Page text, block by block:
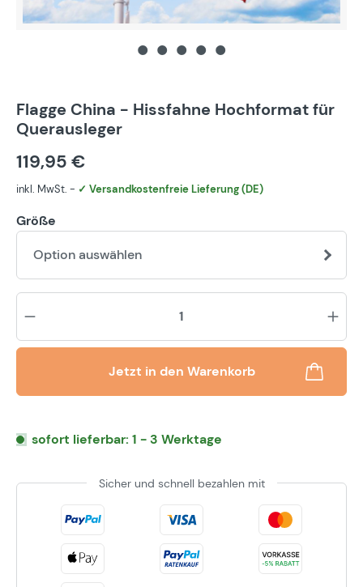
Flagge China - Hissfahne Hochformat für
Querausleger
119,95 €
inkl. MwSt. - ✓ Versandkostenfreie Lieferung (DE)
Größe
Option auswählen
Jetzt in den Warenkorb
sofort lieferbar: 1 - 3 Werktage
Sicher und schnell bezahlen mit